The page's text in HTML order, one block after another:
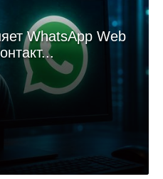
WhatsApp Web